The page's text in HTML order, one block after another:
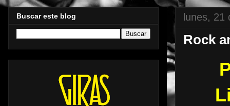
lunes, 21
Rock
Buscar este blog